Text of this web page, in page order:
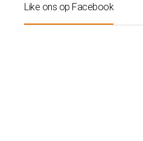
Like ons op Facebook